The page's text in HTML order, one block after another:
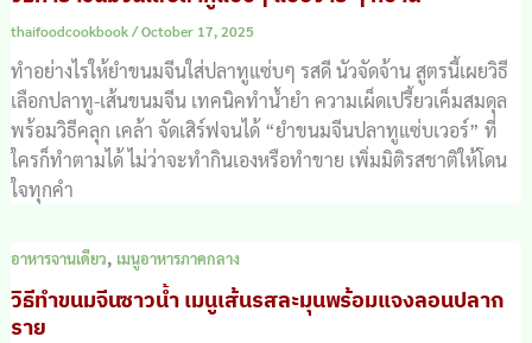
thaifoodcookbook/October 17, 2025
ทำอย่างไรให้ยำขนมจีนใส่ปลาทูแซ่บๆ รสดี นัวจัดจ้าน สูตรนี้เผยวิธี
เลือกปลาทู-เส้นขนมจีน เทคนิคทำน้ำยำ ความเผ็ดเปรี้ยวเค็มสมดุล
พร้อมวิธีคลุก เคล้า จัดเสิร์ฟจนได้ “ยำขนมจีนปลาทูแซ่บเวอร์” ที่
ใครก็ทำตามได้ ไม่ว่าจะทำกินเองหรือทำขาย เพิ่มมิติรสชาติให้โดน
ใจทุกคำ
อาหารจานเดียว, เมนูอาหารภาคกลาง
วิธีทำขนมจีนซาวน้ำ เมนูเส้นรสละมุนพร้อมแจงลอนปลาก
ราย